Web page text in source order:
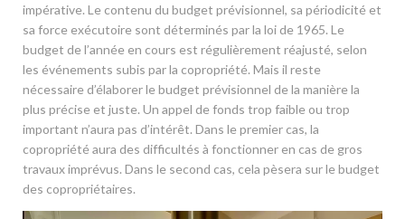
impérative. Le contenu du budget prévisionnel, sa périodicité et
sa force exécutoire sont déterminés par la loi de 1965. Le
budget de l’année en cours est régulièrement réajusté, selon
les événements subis par la copropriété. Mais il reste
nécessaire d’élaborer le budget prévisionnel de la manière la
plus précise et juste. Un appel de fonds trop faible ou trop
important n’aura pas d’intérêt. Dans le premier cas, la
copropriété aura des difficultés à fonctionner en cas de gros
travaux imprévus. Dans le second cas, cela pèsera sur le budget
des copropriétaires.